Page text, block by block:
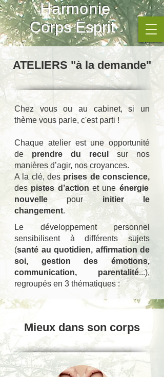
Corps Esprit
Harmonie
ATELIERS "à la demande"
Chez vous ou au cabinet, si un
thème vous parle, c'est parti !
Chaque atelier est une opportunité
de prendre du recul sur nos
manières d’agir, nos croyances.
A la clé, des prises de conscience,
des pistes d’actionet une énergie
nouvelle pour initier le
changement.
Le développement personnel
sensibilisent à différents sujets
(santé au quotidien, affirmation de
soi, gestion des émotions,
communication, parentalité...),
regroupés en 3 thématiques :
Mieux dans son corps